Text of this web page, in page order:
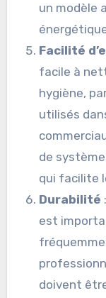
un modèle
Facilité
facile à
hygiène,
utilisés
de
qui facilite
Durabilité
est
doivent